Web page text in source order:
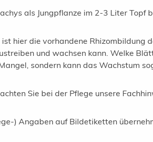
als Jungpflanze im 2-3 Liter Topf
hier die vorhandene Rhizombildung
und wachsen kann. Welke
sondern kann das Wachstum
Sie bei der Pflege unsere
) Angaben auf Bildetiketten